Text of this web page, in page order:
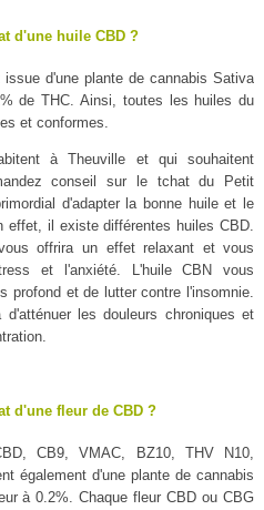
d'une huile CBD ?
d'une plante de cannabis Sativa
de THC. Ainsi, toutes les huiles du
et conformes.
à Theuville et qui souhaitent
conseil sur le tchat du Petit
d'adapter la bonne huile et le
effet, il existe différentes huiles CBD.
offrira un effet relaxant et vous
et l'anxiété. L'huile CBN vous
profond et de lutter contre l'insomnie.
les douleurs chroniques et
d'une fleur de CBD ?
CB9, VMAC, BZ10, THV N10,
également d'une plante de cannabis
à 0.2%. Chaque fleur CBD ou CBG